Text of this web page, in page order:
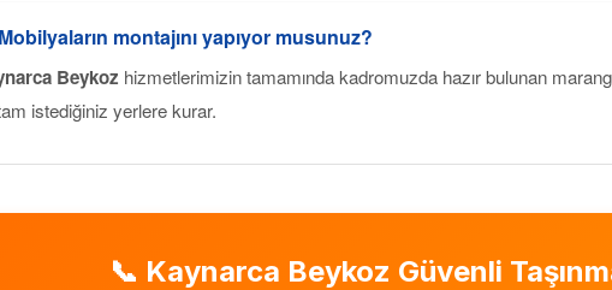
montajını yapıyor musunuz?
Beykoz hizmetlerimizin tamamında kadromuzda hazır bulunan
istediğiniz yerlere kurar.
📞 Kaynarca Beykoz Güvenli